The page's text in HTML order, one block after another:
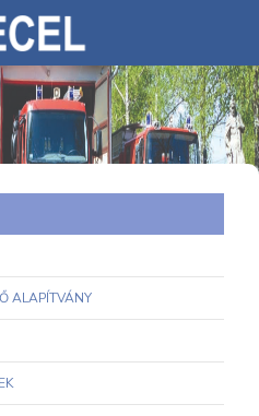
ALAPÍTVÁNY